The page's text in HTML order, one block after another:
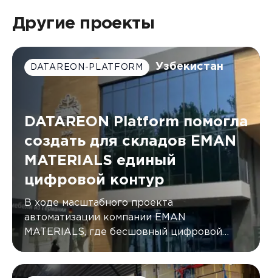
Другие проекты
DATAREON-PLATFORM Узбекистан
DATAREON Platform помогла
создать для складов EMAN
MATERIALS единый
цифровой контур
В ходе масштабного проекта
автоматизации компании EMAN
MATERIALS, где бесшовный цифровой
контур был создан с помощью DATAREON